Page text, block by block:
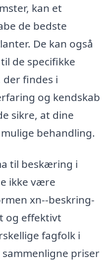
kan et
de bedste
De kan også
de specifikke
findes i
og kendskab
sikre, at dine
behandling.
til beskæring i
ikke være
xn--beskring-
og effektivt
fagfolk i
priser